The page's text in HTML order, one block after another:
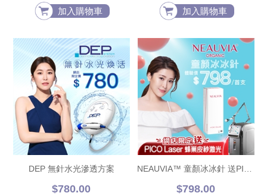
加入購物車 加入購物車
DEP 無針水光滲透方案
$780.00 $798.00